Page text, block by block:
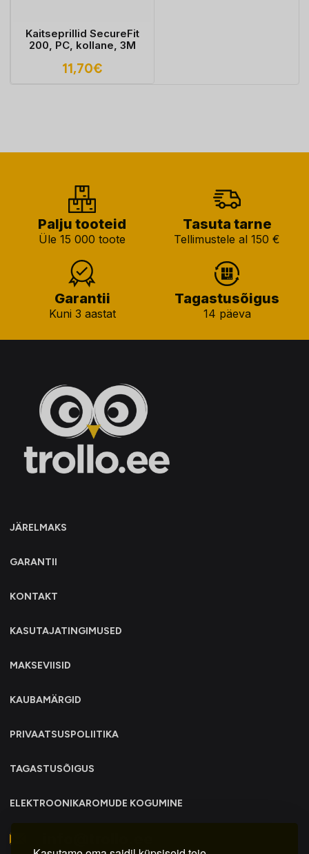
Kaitseprillid SecureFit
200, PC, kollane, 3M
11,70€
Palju tooteid
Üle 15 000 toote
Tasuta tarne
Tellimustele al 150 €
Garantii
Kuni 3 aastat
Tagastusõigus
14 päeva
JÄRELMAKS
GARANTII
KONTAKT
KASUTAJATINGIMUSED
MAKSEVIISID
KAUBAMÄRGID
PRIVAATSUSPOLIITIKA
TAGASTUSÕIGUS
ELEKTROONIKAROMUDE KOGUMINE